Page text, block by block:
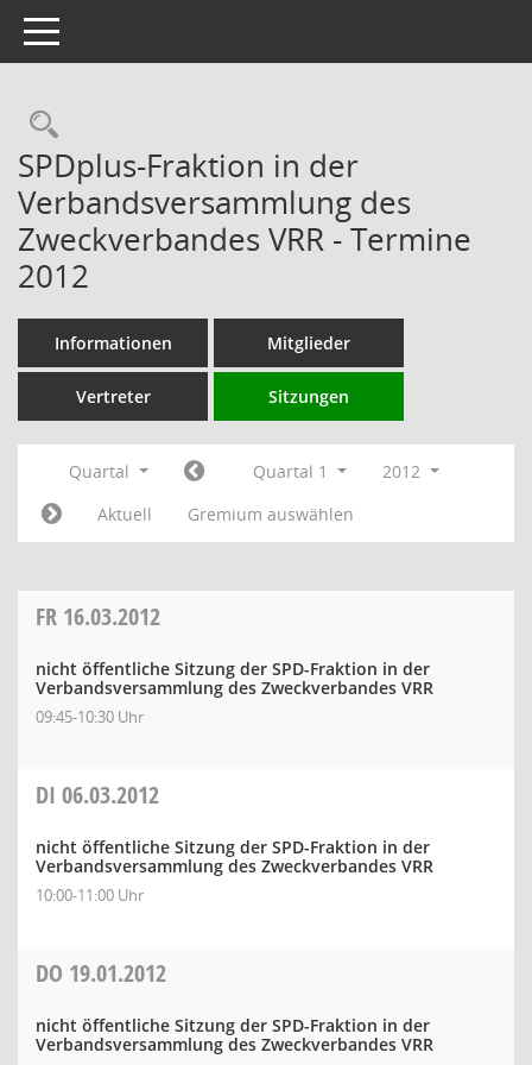
Toggle navigation
Rechercheauswahl
SPDplus-Fraktion in der
Verbandsversammlung des
Zweckverbandes VRR - Termine
2012
Informationen Mitglieder
Vertreter Sitzungen
Quartal Quartal 1
2012
Aktuell
Gremium auswählen
FR 16.03.2012
nicht öffentliche Sitzung der SPD-Fraktion in der
Verbandsversammlung des Zweckverbandes VRR
09:45-10:30 Uhr
DI 06.03.2012
nicht öffentliche Sitzung der SPD-Fraktion in der
Verbandsversammlung des Zweckverbandes VRR
10:00-11:00 Uhr
DO 19.01.2012
nicht öffentliche Sitzung der SPD-Fraktion in der
Verbandsversammlung des Zweckverbandes VRR